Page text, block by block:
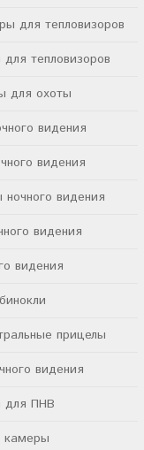
для тепловизоров
тепловизоров
для охоты
видения
видения
видения
видения
видения
прицелы
видения
для ПНВ